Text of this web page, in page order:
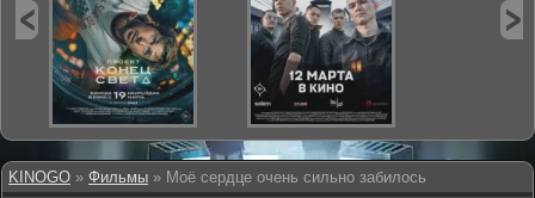
KINOGO » Фильмы » Моё сердце очень сильно забилось